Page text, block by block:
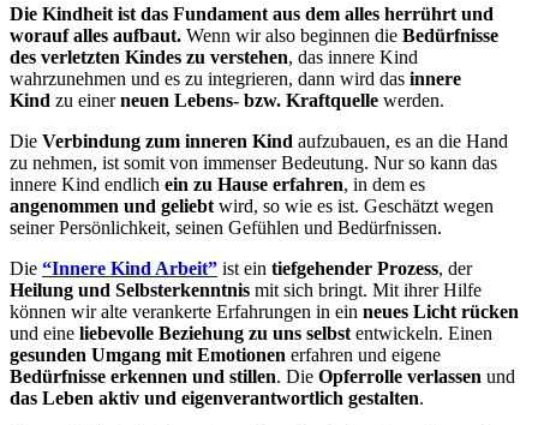
Die Kindheit ist das Fundament aus dem alles herrührt und
worauf alles aufbaut. Wenn wir also beginnen die Bedürfnisse
des verletzten Kindes zu verstehen, das innere Kind
wahrzunehmen und es zu integrieren, dann wird das innere
Kind zu einerneuen Lebens- bzw. Kraftquelle werden.
Die Verbindung zum inneren Kind aufzubauen, es an die Hand
zu nehmen, ist somit von immenser Bedeutung. Nur so kann das
innere Kind endlich ein zu Hause erfahren, in dem es
angenommen und geliebt wird, so wie es ist. Geschätzt wegen
seiner Persönlichkeit, seinen Gefühlen und Bedürfnissen.
Die “Innere Kind Arbeit” ist ein tiefgehender Prozess, der
Heilung und Selbsterkenntnis mit sich bringt. Mit ihrer Hilfe
können wir alte verankerte Erfahrungen in ein neues Licht rücken
und eine liebevolle Beziehung zu uns selbst entwickeln. Einen
gesunden Umgang mit Emotionen erfahren und eigene
Bedürfnisse erkennen und stillen. Die Opferrolle verlassen und
das Leben aktiv und eigenverantwortlich gestalten.